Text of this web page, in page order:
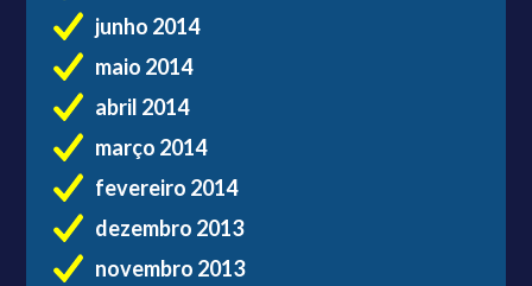
junho 2014
maio 2014
abril 2014
março 2014
fevereiro 2014
dezembro 2013
novembro 2013